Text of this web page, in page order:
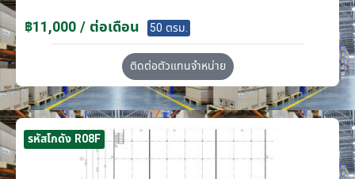
฿11,000 / ต่อเดือน 50 ตรม.
ติดต่อตัวแทนจำหน่าย
รหัสโกดัง R08F